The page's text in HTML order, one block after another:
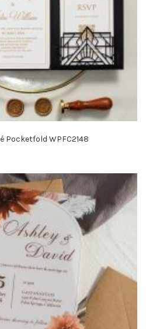
Pocketfold WPFC2148